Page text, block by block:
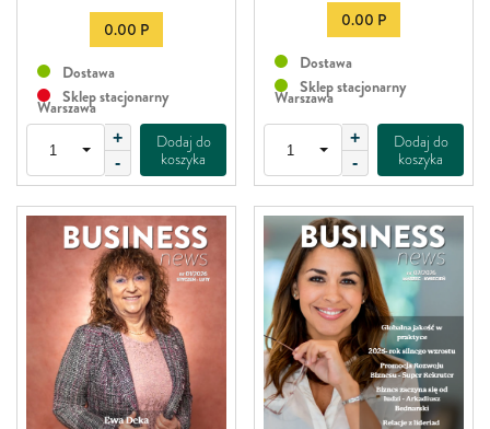
0.00 P
Dostawa
Sklep stacjonarny
Warszawa
+
-
Dodaj do
koszyka
0.00 P
Dostawa
Sklep stacjonarny
Warszawa
+
-
Dodaj do
koszyka